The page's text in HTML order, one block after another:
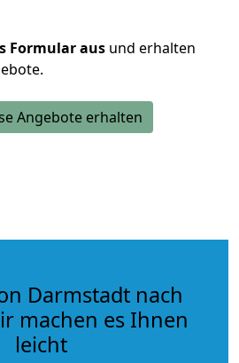
Formular aus und erhalten
Angebote erhalten
Darmstadt nach
machen es Ihnen
leicht